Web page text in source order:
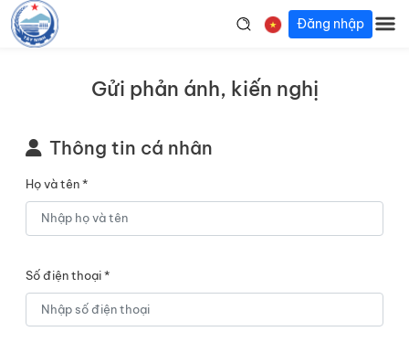
Đăng nhập
Gửi phản ánh, kiến nghị
Thông tin cá nhân
Họ và tên *
Số điện thoại *